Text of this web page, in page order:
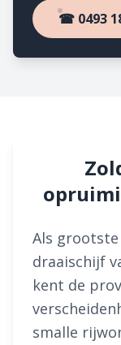
☎ 0493
Als grootste
draaischijf
kent de
smalle